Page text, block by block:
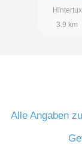
Urlaub mit der
Eggalm bietet
einen
Hintertux
3.9 km
Alle Angaben